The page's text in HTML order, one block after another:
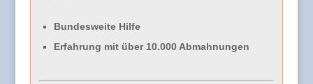
Bundesweite Hilfe
Erfahrung mit über 10.000 Abmahnungen